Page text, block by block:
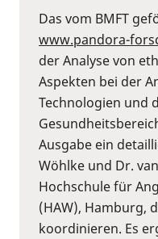
Das vom BMFT
www.pandora-
der Analyse von
Aspekten bei der
Technologien und
Ausgabe ein
Wöhlke und Dr.
Hochschule für
(HAW), Hamburg,
koordinieren. Es